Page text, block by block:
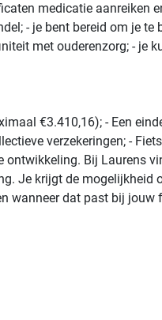
medicatie aanreiken
- je bent bereid om je te
met ouderenzorg; - je
€3.410,16); - Een
verzekeringen; -
ontwikkeling. Bij Laurens
Je krijgt de mogelijkheid
wanneer dat past bij jouw